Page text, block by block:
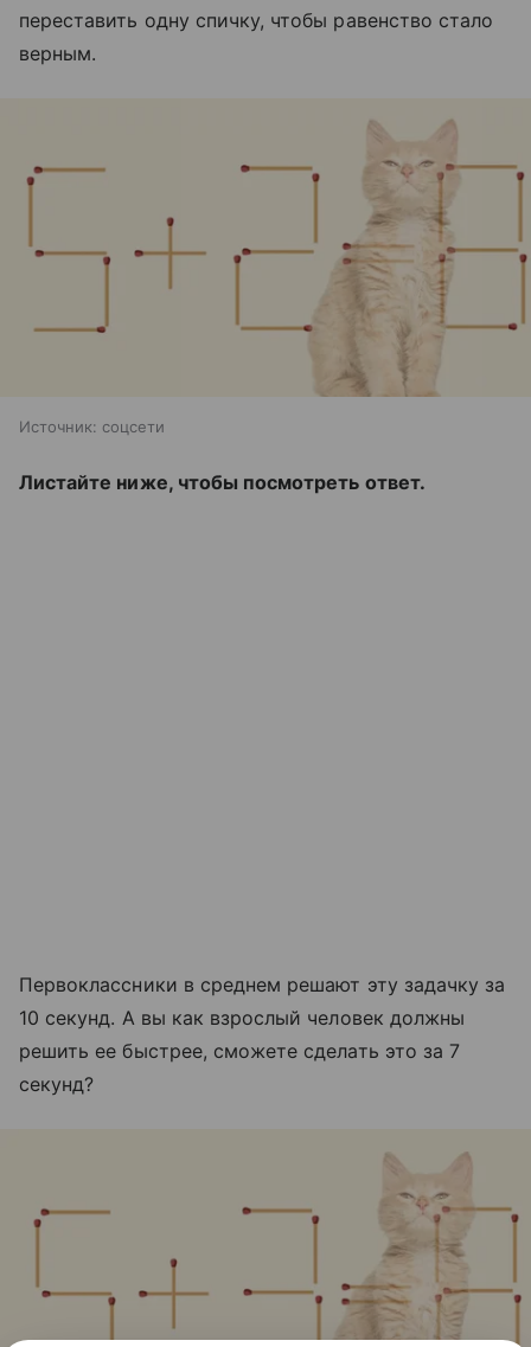
переставить одну спичку, чтобы равенство стало
верным.
Источник: соцсети
Листайте ниже, чтобы посмотреть ответ.
Первоклассники в среднем решают эту задачку за
10 секунд. А вы как взрослый человек должны
решить ее быстрее, сможете сделать это за 7
секунд?